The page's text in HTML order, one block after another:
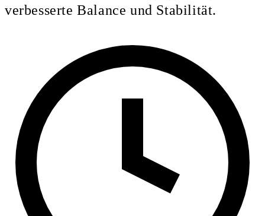
verbesserte Balance und Stabilität.